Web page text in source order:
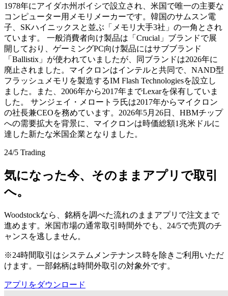
1978年にアイダホ州ボイシで設立され、米国で唯一の主要な
コンピューター用メモリメーカーです。韓国のサムスン電
子、SKハイニックスと並ぶ「メモリ大手3社」の一角とされ
ています。 一般消費者向け製品は「Crucial」ブランドで展
開しており、ゲーミングPC向け製品にはサブブランド
「Ballistix」が使われていましたが、同ブランドは2026年に
廃止されました。マイクロンはインテルと共同で、NAND型
フラッシュメモリを製造するIM Flash Technologiesを設立し
ました。また、2006年から2017年までLexarを保有していま
した。 サンジェイ・メロートラ氏は2017年からマイクロン
の社長兼CEOを務めています。2026年5月26日、HBMチップ
への需要拡大を背景に、マイクロンは時価総額1兆米ドルに
達した新たな米国企業となりました。
24/5 Trading
気になった今、そのままアプリで取引
へ。
Woodstockなら、銘柄を調べた流れのままアプリで注文まで
進めます。米国市場の通常取引時間外でも、24/5で売買のチ
ャンスを逃しません。
※24時間取引はシステムメンテナンス時を除きご利用いただ
けます。一部銘柄は時間外取引の対象外です。
アプリをダウンロード